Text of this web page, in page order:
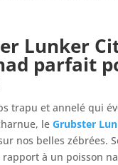
Lunker
parfait
trapu et annelé qui
le Grubster
nos belles zébrées.
à un poisson